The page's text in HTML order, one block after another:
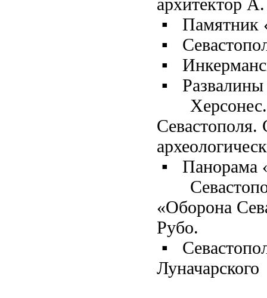
▪ Памятник
▪
▪
▪
Севастополя.
▪ Панорама
«Оборона
Рубо.
▪
Луначарского